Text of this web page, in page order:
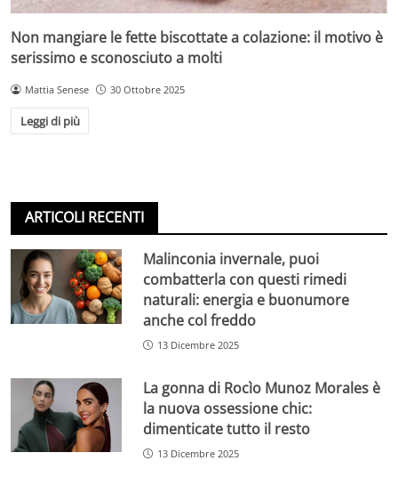
Non mangiare le fette biscottate a colazione: il motivo è
serissimo e sconosciuto a molti
Mattia Senese 30 Ottobre 2025
Leggi di più
ARTICOLI RECENTI
Malinconia invernale, puoi
combatterla con questi rimedi
naturali: energia e buonumore
anche col freddo
13 Dicembre 2025
La gonna di Rocìo Munoz Morales è
la nuova ossessione chic:
dimenticate tutto il resto
13 Dicembre 2025